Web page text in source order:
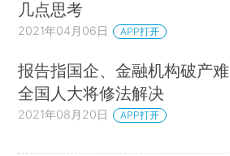
几点思考
2021年04月06日 APP打开
报告指国企、金融机构破产难
全国人大将修法解决
2021年08月20日 APP打开